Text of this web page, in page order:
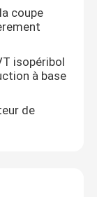
coupe
isopéribol
à base
de